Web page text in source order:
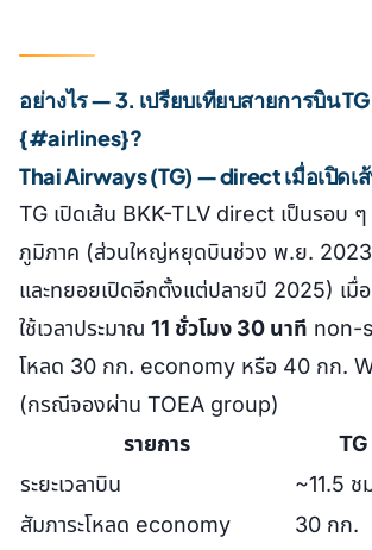
อย่างไร — 3. เปรียบเทียบสายการบิน
{#airlines}?
Thai Airways (TG) — direct เมื่อเปิดเ
TG เปิดเส้น BKK-TLV direct เป็นรอบ
ภูมิภาค (ส่วนใหญ่หยุดบินช่วง พ.ย.
และทยอยเปิดอีกตั้งแต่ปลายปี 2025) เมื่
ใช้เวลาประมาณ 11 ชั่วโมง 30 นาที non-
โหลด 30 กก. economy หรือ 40 กก.
(กรณีจองผ่าน TOEA group)
รายการ
ระยะเวลาบิน
~11.5 ช
สัมภาระโหลด economy
30 กก.